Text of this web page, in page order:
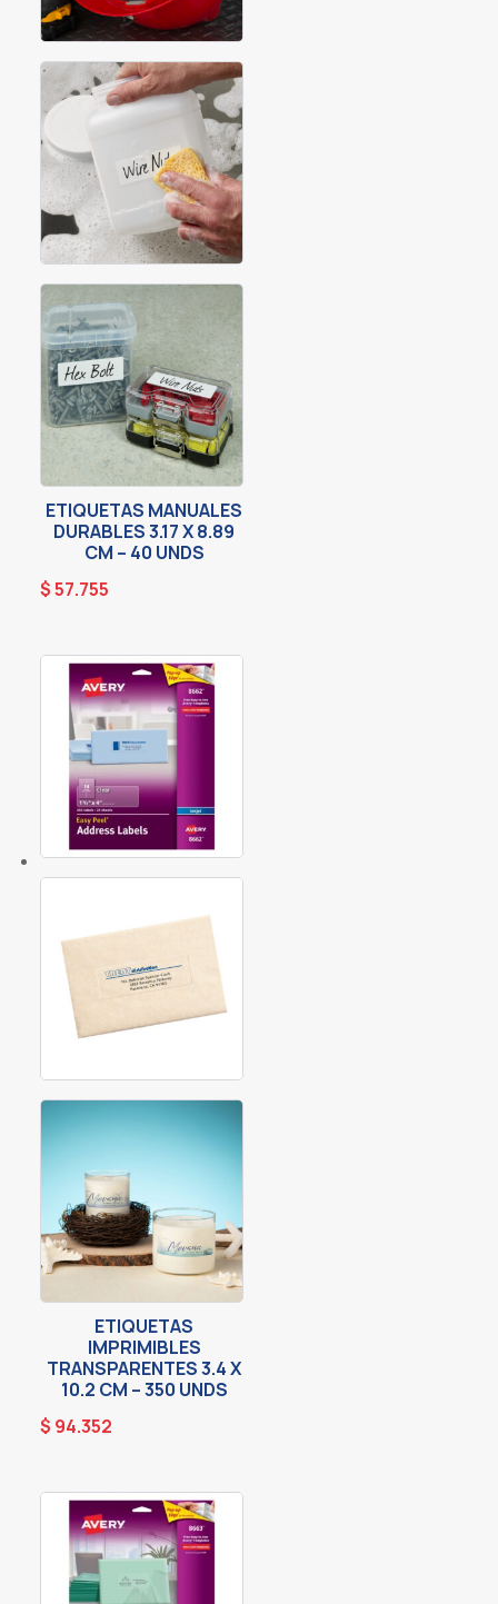
ETIQUETAS MANUALES
DURABLES 3.17 X 8.89
CM – 40 UNDS
$57.755
ETIQUETAS
IMPRIMIBLES
TRANSPARENTES 3.4 X
10.2 CM – 350 UNDS
$ 94.352